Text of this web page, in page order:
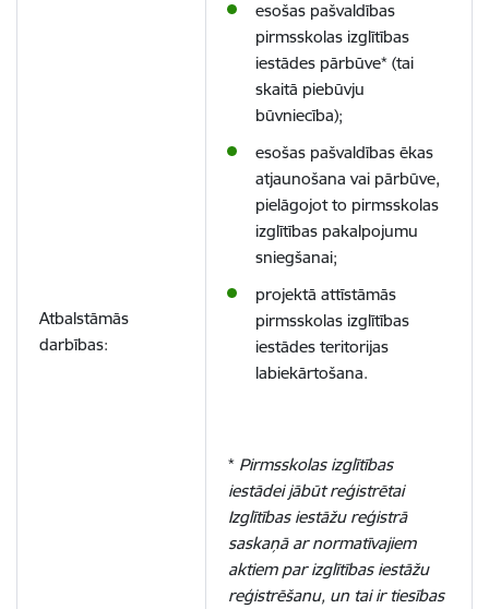
Atbalstāmās
darbības:
esošas pašvaldības
pirmsskolas izglītības
iestādes pārbūve* (tai
skaitā piebūvju
būvniecība);
esošas pašvaldības ēkas
atjaunošana vai pārbūve,
pielāgojot to pirmsskolas
izglītības pakalpojumu
sniegšanai;
projektā attīstāmās
pirmsskolas izglītības
iestādes teritorijas
labiekārtošana.
* Pirmsskolas izglītības
iestādei jābūt reģistrētai
Izglītības iestāžu reģistrā
saskaņā ar normatīvajiem
aktiem par izglītības iestāžu
reģistrēšanu, un tai ir tiesības